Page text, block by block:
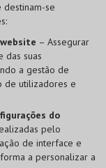
destinam-se
– Assegurar
das suas
a gestão de
de utilizadores e
do
pelo
de interface e
a personalizar a